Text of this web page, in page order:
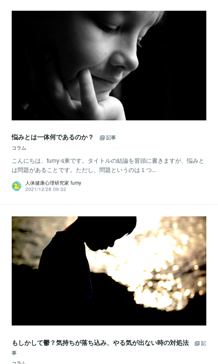
悩みとは一体何であるのか？
記事
コラム
こんにちは、fumy-s東です。タイトルの結論を冒頭に書きますが、悩みと
は問題があることです。ただし、問題というのは１つ...
人体健康心理研究家 fumy
2021/12/28 09:32
もしかして鬱？気持ちが落ち込み、やる気が出ない時の対処法
記
事